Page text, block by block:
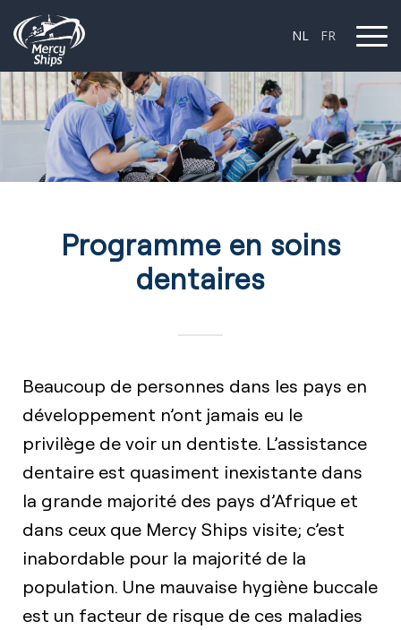
NL FR
Programme en soins
dentaires
Beaucoup de personnes dans les pays en
développement n’ont jamais eu le
privilège de voir un dentiste. L’assistance
dentaire est quasiment inexistante dans
la grande majorité des pays d’Afrique et
dans ceux que Mercy Ships visite; c’est
inabordable pour la majorité de la
population. Une mauvaise hygiène buccale
est un facteur de risque de ces maladies